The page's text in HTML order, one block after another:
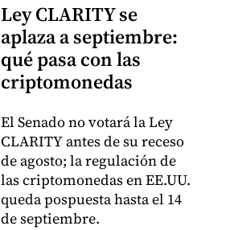
Ley CLARITY se
aplaza a septiembre:
qué pasa con las
criptomonedas
El Senado no votará la Ley
CLARITY antes de su receso
de agosto; la regulación de
las criptomonedas en EE.UU.
queda pospuesta hasta el 14
de septiembre.